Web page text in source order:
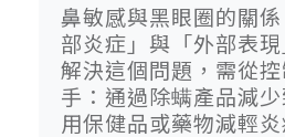
鼻敏感與黑眼圈的關
部炎症」與「外部表
解決這個問題，需從
手：通過除螨產品減少
用保健品或藥物減輕